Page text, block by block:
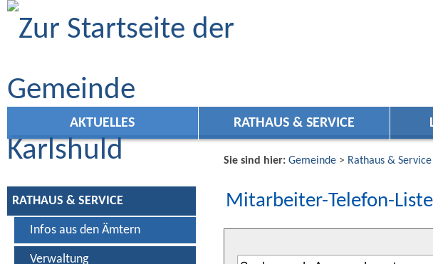
Zum Inhalt
AKTUELLES RATHAUS & SERVICE
RATHAUS & SERVICE
Infos aus den Ämtern
Verwaltung
Sie sind hier: Gemeinde> Rathaus & Service
Mitarbeiter-Telefon-Liste